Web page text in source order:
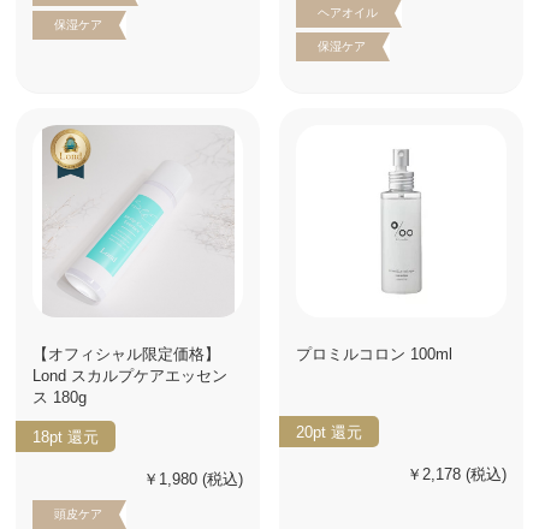
保湿ケア
ヘアオイル
保湿ケア
【オフィシャル限定価格】
Lond スカルプケアエッセン
ス 180g
18pt 還元
￥1,980 (税込)
頭皮ケア
プロミルコロン 100ml
20pt 還元
￥2,178 (税込)